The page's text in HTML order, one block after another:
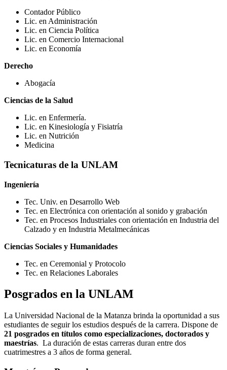
Contador Público
Lic. en Administración
Lic. en Ciencia Política
Lic. en Comercio Internacional
Lic. en Economía
Derecho
Abogacía
Ciencias de la Salud
Lic. en Enfermería.
Lic. en Kinesiología y Fisiatría
Lic. en Nutrición
Medicina
Tecnicaturas de la UNLAM
Ingeniería
Tec. Univ. en Desarrollo Web
Tec. en Electrónica con orientación al sonido y grabación
Tec. en Procesos Industriales con orientación en Industria del
Calzado y en Industria Metalmecánicas
Ciencias Sociales y Humanidades
Tec. en Ceremonial y Protocolo
Tec. en Relaciones Laborales
Posgrados en la UNLAM
La Universidad Nacional de la Matanza brinda la oportunidad a sus
estudiantes de seguir los estudios después de la carrera. Dispone de
21 posgrados en títulos como especializaciones, doctorados y
maestrías. La duración de estas carreras duran entre dos
cuatrimestres a 3 años de forma general.